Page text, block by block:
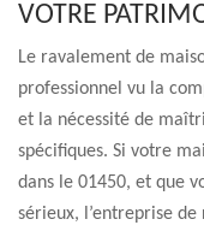
VOTRE
Le ravalement de
professionnel vu la
et la nécessité de
spécifiques. Si votre
dans le 01450, et que
sérieux, l’entreprise